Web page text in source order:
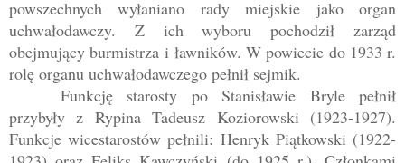
powszechnych wyłaniano rady miejskie jako organ
uchwałodawczy. Z ich wyboru pochodził zarząd
obejmujący burmistrza i ławników. W powiecie do 1933 r.
rolę organu uchwałodawczego pełnił sejmik.
Funkcję starosty po Stanisławie Bryle pełnił
przybyły z Rypina Tadeusz Koziorowski (1923-1927).
Funkcje wicestarostów pełnili: Henryk Piątkowski (1922-